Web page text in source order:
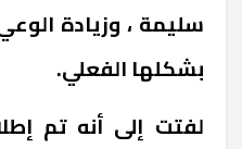
سليمة ، وزيادة الوعي
بشكلها الفعلي.
لفتت إلى أنه تم